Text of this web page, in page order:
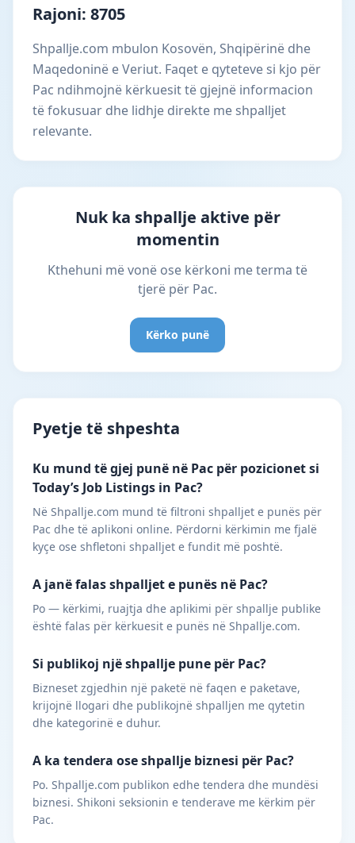
Rajoni: 8705
Shpallje.com mbulon Kosovën, Shqipërinë dhe
Maqedoninë e Veriut. Faqet e qyteteve si kjo për
Pac ndihmojnë kërkuesit të gjejnë informacion
të fokusuar dhe lidhje direkte me shpalljet
relevante.
Nuk ka shpallje aktive për
momentin
Kthehuni më vonë ose kërkoni me terma të
tjerë për Pac.
Kërko punë
Pyetje të shpeshta
Ku mund të gjej punë në Pac për pozicionet si
Today’s Job Listings in Pac?
Në Shpallje.com mund të filtroni shpalljet e punës për
Pac dhe të aplikoni online. Përdorni kërkimin me fjalë
kyçe ose shfletoni shpalljet e fundit më poshtë.
A janë falas shpalljet e punës në Pac?
Po — kërkimi, ruajtja dhe aplikimi për shpallje publike
është falas për kërkuesit e punës në Shpallje.com.
Si publikoj një shpallje pune për Pac?
Bizneset zgjedhin një paketë në faqen e paketave,
krijojnë llogari dhe publikojnë shpalljen me qytetin
dhe kategorinë e duhur.
A ka tendera ose shpallje biznesi për Pac?
Po. Shpallje.com publikon edhe tendera dhe mundësi
biznesi. Shikoni seksionin e tenderave me kërkim për
Pac.